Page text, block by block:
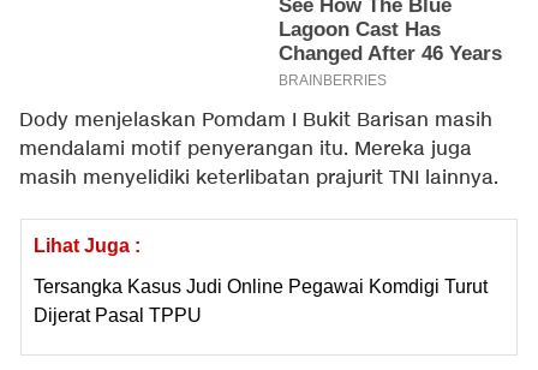
Dody menjelaskan Pomdam I Bukit Barisan masih
mendalami motif penyerangan itu. Mereka juga
masih menyelidiki keterlibatan prajurit TNI lainnya.
Lihat Juga :
Tersangka Kasus Judi Online Pegawai Komdigi Turut
Dijerat Pasal TPPU